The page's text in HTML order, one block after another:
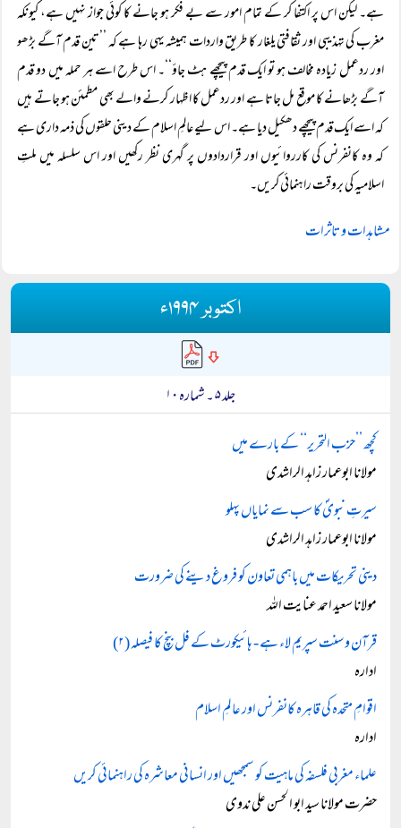
ہے۔ لیکن اس پر اکتفا کر کے تمام امور سے بے فکر ہو جانے کا کوئی جواز نہیں ہے، کیونکہ
مغرب کی تہذیبی اور ثقافتی یلغار کا طریق واردات ہمیشہ یہی رہا ہے کہ ’’تین قدم آگے بڑھو
اور ردعمل زیادہ مخالف ہو تو ایک قدم پیچھے ہٹ جاؤ‘‘۔ اس طرح اسے ہر حملہ میں دو قدم
آگے بڑھانے کا موقع مل جاتا ہے اور ردعمل کا اظہار کرنے والے بھی مطمئن ہو جاتے ہیں
کہ اسے ایک قدم پیچھے دھکیل دیا ہے۔ اس لیے عالمِ اسلام کے دینی حلقوں کی ذمہ داری ہے
کہ وہ کانفرنس کی کارروائیوں اور قراردادوں پر گہری نظر رکھیں اور اس سلسلہ میں ملتِ
اسلامیہ کی بروقت راہنمائی کریں۔
مشاہدات و تاثرات
اکتوبر ۱۹۹۴ء
جلد ۵ ۔ شمارہ ۱۰
کچھ ’’حزب التحریر‘‘ کے بارے میں
مولانا ابوعمار زاہد الراشدی
سیرتِ نبویؐ کا سب سے نمایاں پہلو
مولانا ابوعمار زاہد الراشدی
دینی تحریکات میں باہمی تعاون کو فروغ دینے کی ضرورت
مولانا سعید احمد عنایت اللہ
قرآن و سنت سپریم لاء ہے - ہائیکورٹ کے فل بنچ کا فیصلہ (۲)
ادارہ
اقوامِ متحدہ کی قاہرہ کانفرنس اور عالمِ اسلام
ادارہ
علماء مغربی فلسفہ کی ماہیت کو سمجھیں اور انسانی معاشرہ کی راہنمائی کریں
حضرت مولانا سید ابو الحسن علی ندوی